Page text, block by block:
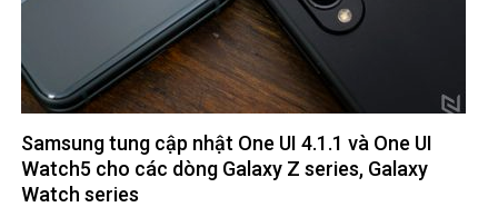
Samsung tung cập nhật One UI 4.1.1 và One UI
Watch5 cho các dòng Galaxy Z series, Galaxy
Watch series